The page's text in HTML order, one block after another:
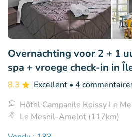
Overnachting voor 2 + 1
spa + vroege check-in in
8.3 Excellent • 4
Hôtel Campanile Roissy Le
Le Mesnil-Amelot (117km)